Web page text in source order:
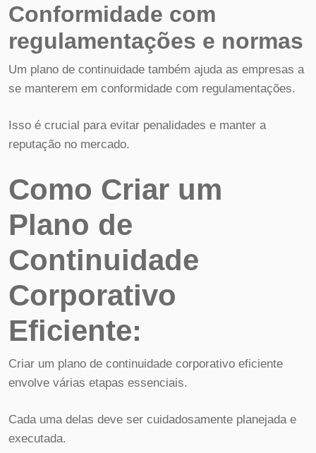
Conformidade com
regulamentações e normas
Um plano de continuidade também ajuda as empresas a
se manterem em conformidade com regulamentações.
Isso é crucial para evitar penalidades e manter a
reputação no mercado.
Como Criar um
Plano de
Continuidade
Corporativo
Eficiente:
Criar um plano de continuidade corporativo eficiente
envolve várias etapas essenciais.
Cada uma delas deve ser cuidadosamente planejada e
executada.